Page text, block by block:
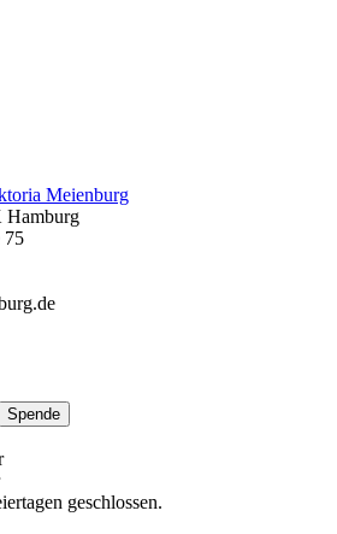
Meienburg
Hamburg
75
Spende
geschlossen.